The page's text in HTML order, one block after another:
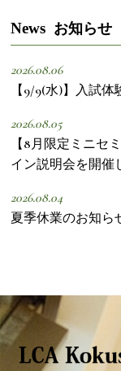
News お知らせ
2026.08.06
【9/9(水)】入試
2026.08.05
【8月限定ミニセ
イン説明会を開催
2026.08.04
夏季休業のお知ら